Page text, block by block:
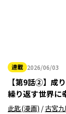
連載 2026/06/03
2026年06月03日
【第9話②】 成
繰り返す世界に
此匙(漫画) /古宮